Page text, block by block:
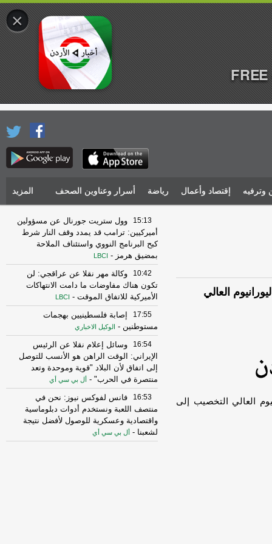
وترفيه إقتصاد وأعمال رياضة أسرار وعناوين الصحف المزيد
العالي
العالي التخصيب إلى
15:13
وول ستريت جورنال عن مسؤولين
أميركيين: ترامب قد يمدد وقف النار شرط
كبح البرنامج النووي واستئناف الملاحة
بمضيق هرمز -
LBCI
10:42
وكالة مهر نقلا عن عراقجي: لن
تكون هناك مفاوضات ما دامت الانتهاكات
الأميركية للاتفاق الموقت -
LBCI
17:55
إصابة فلسطينيين بهجمات
مستوطنين - الوكيل الاخباري
16:54
وسائل إعلام نقلا عن الرئيس
الإيراني: الوقت الراهن هو الأنسب للتوصل
إلى اتفاق لأن البلاد "قوية وموحدة وتعد
منتصرة في الحرب" - أل بي سي أي
16:53
فانس لفوكس نيوز: نحن في
منتصف اللعبة ونستخدم أدوات دبلوماسية
واقتصادية وعسكرية للوصول لأفضل نتيجة
لشعبنا - أل بي سي أي
×